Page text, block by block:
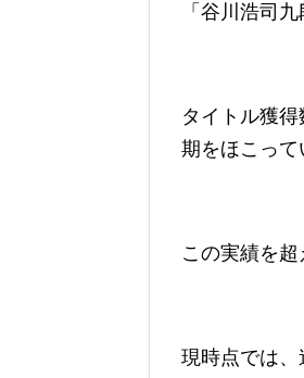
「谷川浩司
タイトル獲
期をほこって
この実績を
現時点では、